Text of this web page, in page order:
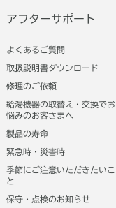
アフターサポート
よくあるご質問
取扱説明書ダウンロード
修理のご依頼
給湯機器の取替え・交換でお
悩みのお客さまへ
製品の寿命
緊急時・災害時
季節にご注意いただきたいこ
と
保守・点検のお知らせ